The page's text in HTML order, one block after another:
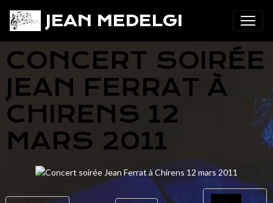
JEAN MEDELGI
CONCERT SOIRÉE
JEAN FERRAT À
CHIRENS 12
MARS 2011